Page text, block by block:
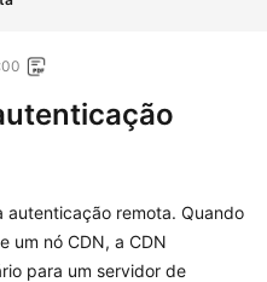
autenticação remota. Quando
um nó CDN, a CDN
para um servidor de